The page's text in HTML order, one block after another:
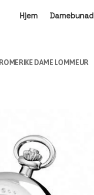
Hjem Damebunad
ROMERIKE DAME LOMMEUR